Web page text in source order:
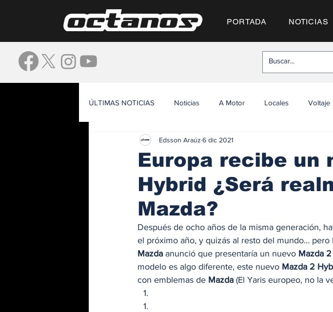
PORTADA NOTICIAS
ÚLTIMAS NOTICIAS Noticias A Motor Locales Voltaje
Europa recibe un
Hybrid ¿Será
Mazda?
Edsson Araúz 6 dic 2021
Después de ocho años de la misma generación,
el próximo año, y quizás al resto del mundo… pero
Mazda anunció que presentaría un nuevo Mazda 2
modelo es algo diferente, este nuevo Mazda 2
con emblemas de Mazda (El Yaris europeo, no la